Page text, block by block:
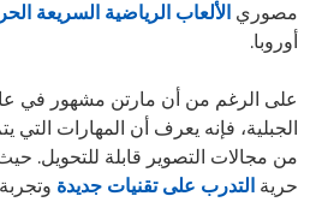
مصوري الألعاب الرياضية السريعة
أوروبا.
على الرغم من أن مارتن مشهور في
الجبلية، فإنه يعرف أن المهارات التي
من مجالات التصوير قابلة للتحويل.
حرية التدرب على تقنيات جديدة